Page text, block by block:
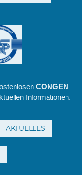
CONGEN
Informationen.
AKTUELLES